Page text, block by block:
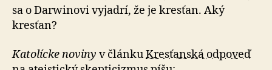
sa o Darwinovi vyjadrí, že je kresťan. Aký
kresťan?
Katolícke noviny v článkuKresťanská odpoveď